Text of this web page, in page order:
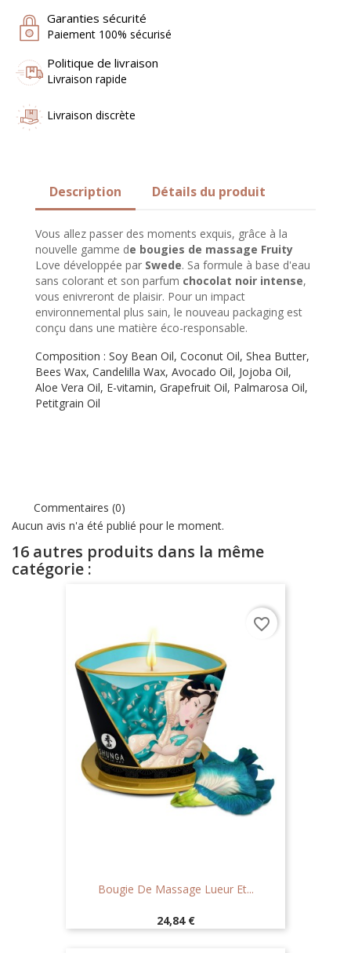
Garanties sécurité
Paiement 100% sécurisé
Politique de livraison
Livraison rapide
Livraison discrète
Description Détails du produit
Vous allez passer des moments exquis, grâce à la
nouvelle gamme de bougies de massage Fruity
Love développée par Swede. Sa formule à base d'eau
sans colorant et son parfum chocolat noir intense,
vous enivreront de plaisir. Pour un impact
environnemental plus sain, le nouveau packaging est
conçu dans une matière éco-responsable.
Composition : Soy Bean Oil, Coconut Oil, Shea Butter,
Bees Wax, Candelilla Wax, Avocado Oil, Jojoba Oil,
Aloe Vera Oil, E-vitamin, Grapefruit Oil, Palmarosa Oil,
Petitgrain Oil
Commentaires (0)
Aucun avis n'a été publié pour le moment.
16 autres produits dans la même
catégorie :
Bougie De Massage Lueur Et...
Prix
24,84 €
favorite_border